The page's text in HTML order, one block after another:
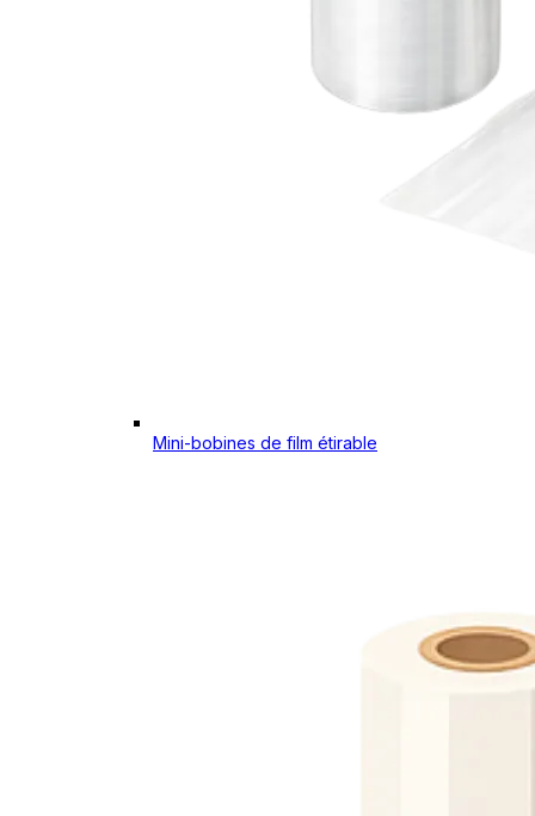
Mini-bobines de film étirable